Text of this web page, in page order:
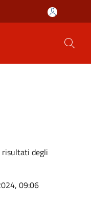
risultati degli
09:06